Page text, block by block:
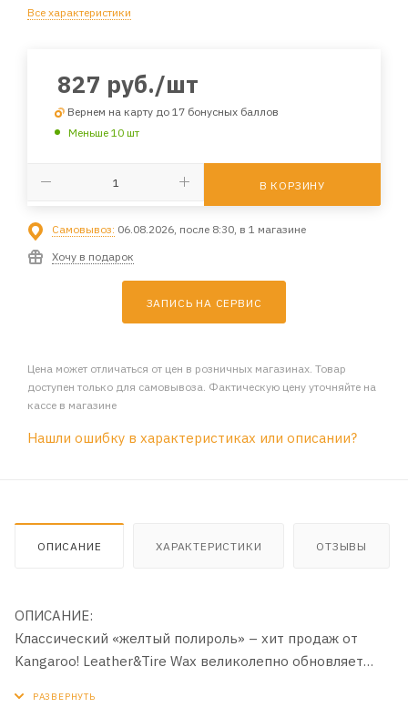
Все характеристики
827 руб./шт
Вернем на карту до 17 бонусных баллов
Меньше 10 шт
В КОРЗИНУ
Самовывоз: 06.08.2026, после 8:30, в 1 магазине
Хочу в подарок
ЗАПИСЬ НА СЕРВИС
Цена может отличаться от цен в розничных магазинах. Товар
доступен только для самовывоза. Фактическую цену уточняйте на
кассе в магазине
Нашли ошибку в характеристиках или описании?
ОПИСАНИЕ ХАРАКТЕРИСТИКИ ОТЗЫВЫ
ОПИСАНИЕ:
Классический «желтый полироль» – хит продаж от
Kangaroo! Leather&Tire Wax великолепно обновляет